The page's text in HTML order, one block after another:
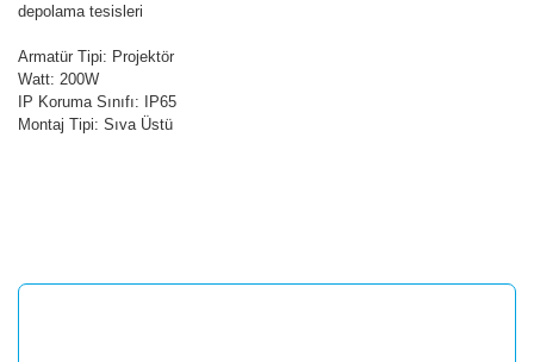
depolama tesisleri
Armatür Tipi: Projektör
Watt: 200W
IP Koruma Sınıfı: IP65
Montaj Tipi: Sıva Üstü
Yorum Yaz